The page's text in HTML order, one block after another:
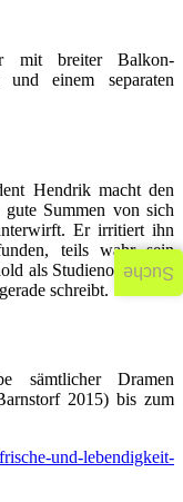
mit breiter Balkon-
und einem separaten
Hendrik macht den
gute Summen von sich
Er irritiert ihn
teils wahr sein
als Studienobjekt für
schreibt.
sämtlicher Dramen
2015) bis zum
und-lebendigkeit-
Suche